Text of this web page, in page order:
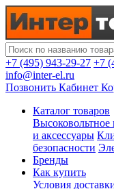
+7 (495) 943-29-27 +7
info@inter-el.ru
Позвонить Кабинет
Каталог товаров
Высоковольтное
и аксессуары
безопасности
Бренды
Как купить
Условия